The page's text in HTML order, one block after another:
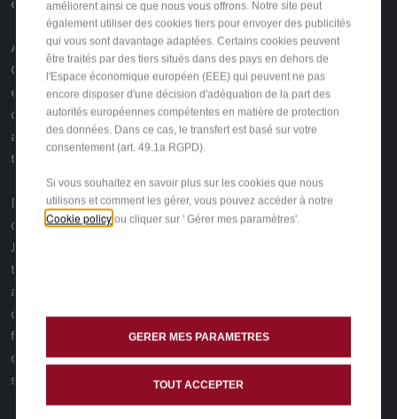
Autre grande première internationale : la Junior Ibrida Q4.
Offrant une répartition optimale du couple et une traction
exceptionnelle dans toutes les conditions, ce modèle a été
conçu pour redéfinir la conduite urbaine grâce à une
audacieuse combinaison de style, de sportivité et de
technologie.
Deux autres modèles d'exception viendront compléter
cette présentation au Salon de l'Autombile de Bruxelles : la
Junior Elettrica 280 Veloce et la 33 Stradale. Leur présence
témoigne de l’engagement d’Alfa Romeo à allier héritage et
avenir, en proposant une gamme de véhicules qui ne cesse
de surprendre. À noter également, la Junior d'Alfa Romeo
figure parmi les finalistes du prestigieux prix de la Voiture
de l’Année 2025, dont le vainqueur sera dévoilé lors du
salon.
améliorent ainsi ce que nous vous offrons. Notre site peut
également utiliser des cookies tiers pour envoyer des publicités
qui vous sont davantage adaptées. Certains cookies peuvent
être traités par des tiers situés dans des pays en dehors de
l'Espace économique européen (EEE) qui peuvent ne pas
encore disposer d'une décision d'adéquation de la part des
autorités européennes compétentes en matière de protection
des données. Dans ce cas, le transfert est basé sur votre
consentement (art. 49.1a RGPD).
Si vous souhaitez en savoir plus sur les cookies que nous
utilisons et comment les gérer, vous pouvez accéder à notre
Cookie policy ou cliquer sur ' Gérer mes paramètres'.
GERER MES PARAMETRES
TOUT ACCEPTER